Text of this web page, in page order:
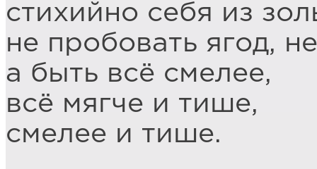
стихийно себя из
не пробовать ягод,
а быть всё смелее,
всё мягче и тише,
смелее и тише.